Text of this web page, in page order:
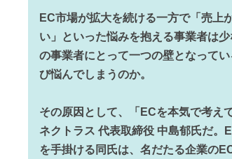
EC市場が拡大を続ける一方で「売上
い」といった悩みを抱える事業者は
の事業者にとって一つの壁となって
び悩んでしまうのか。
その原因として、「ECを本気で考え
ネクトラス 代表取締役 中島郁氏だ。
を手掛ける同氏は、名だたる企業の